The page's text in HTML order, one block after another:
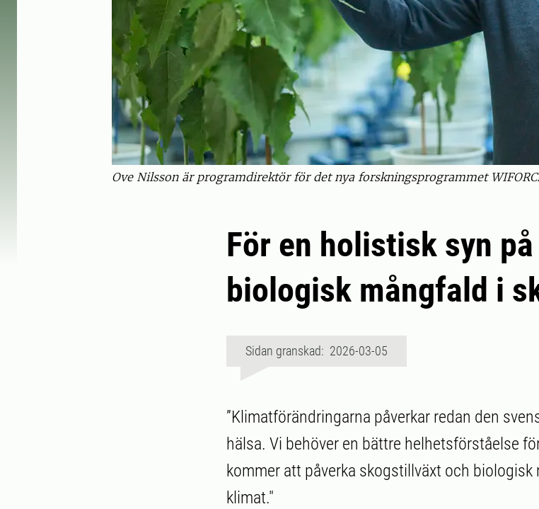
Ove Nilsson är programdirektör för det nya forskningsprogrammet
För en holistisk syn
biologisk mångfald i
Sidan granskad: 2026-03-05
”Klimatförändringarna påverkar redan den
hälsa. Vi behöver en bättre helhetsförståelse
kommer att påverka skogstillväxt och
klimat."